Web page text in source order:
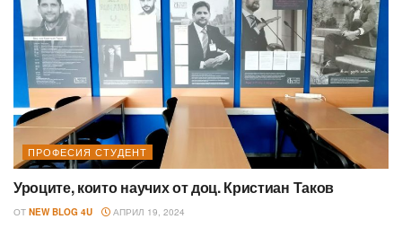
ПРОФЕСИЯ СТУДЕНТ
Уроците, които научих от доц. Кристиан Таков
ОТ NEW BLOG 4U АПРИЛ 19, 2024